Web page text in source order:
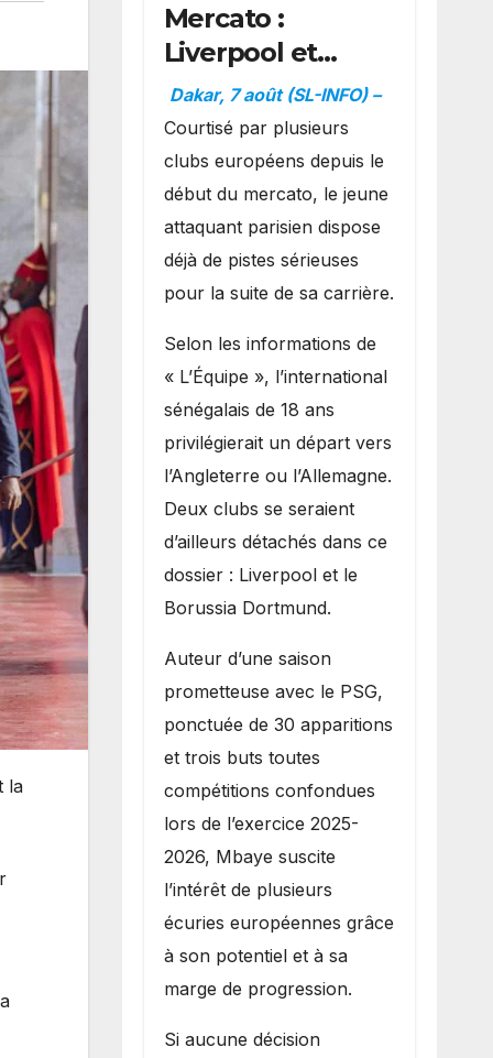
la
Mercato :
Liverpool et
Dortmund se
positionnent en
favoris pour
recruter Ibrahim
Mbaye
Dakar, 7 août (SL-INFO) –
Courtisé par plusieurs
clubs européens depuis le
début du mercato, le jeune
attaquant parisien dispose
déjà de pistes sérieuses
pour la suite de sa carrière.
Selon les informations de
« L’Équipe », l’international
sénégalais de 18 ans
privilégierait un départ vers
l’Angleterre ou l’Allemagne.
Deux clubs se seraient
d’ailleurs détachés dans ce
dossier : Liverpool et le
Borussia Dortmund.
Auteur d’une saison
prometteuse avec le PSG,
ponctuée de 30 apparitions
et trois buts toutes
compétitions confondues
lors de l’exercice 2025-
2026, Mbaye suscite
l’intérêt de plusieurs
écuries européennes grâce
à son potentiel et à sa
marge de progression.
Si aucune décision